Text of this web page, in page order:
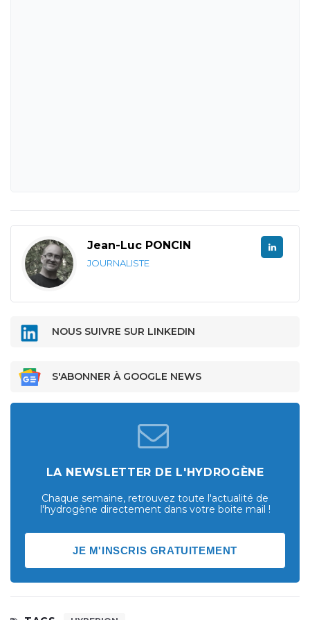
Jean-Luc PONCIN
JOURNALISTE
NOUS SUIVRE SUR LINKEDIN
S'ABONNER À GOOGLE NEWS
LA NEWSLETTER DE L'HYDROGÈNE
Chaque semaine, retrouvez toute l'actualité de
l'hydrogène directement dans votre boite mail !
JE M'INSCRIS GRATUITEMENT